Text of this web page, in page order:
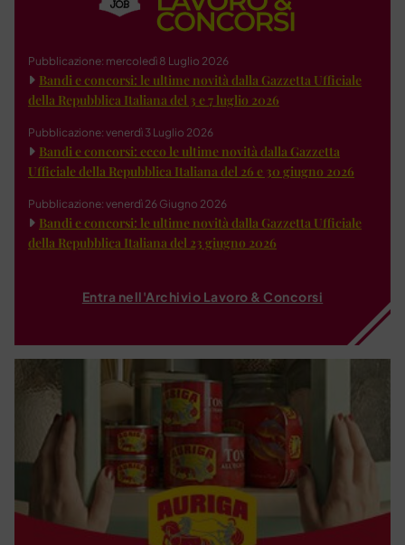
Pubblicazione: mercoledì 8 Luglio 2026
Bandi e concorsi: le ultime novità dalla Gazzetta Ufficiale
della Repubblica Italiana del 3 e 7 luglio 2026
Pubblicazione: venerdì 3 Luglio 2026
Bandi e concorsi: ecco le ultime novità dalla Gazzetta
Ufficiale della Repubblica Italiana del 26 e 30 giugno 2026
Pubblicazione: venerdì 26 Giugno 2026
Bandi e concorsi: le ultime novità dalla Gazzetta Ufficiale
della Repubblica Italiana del 23 giugno 2026
Entra nell'Archivio Lavoro & Concorsi